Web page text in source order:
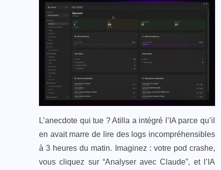
L’anecdote qui tue ? Atilla a intégré l’IA parce qu’il
en avait marre de lire des logs incompréhensibles
à 3 heures du matin. Imaginez : votre pod crashe,
vous cliquez sur “Analyser avec Claude”, et l’IA